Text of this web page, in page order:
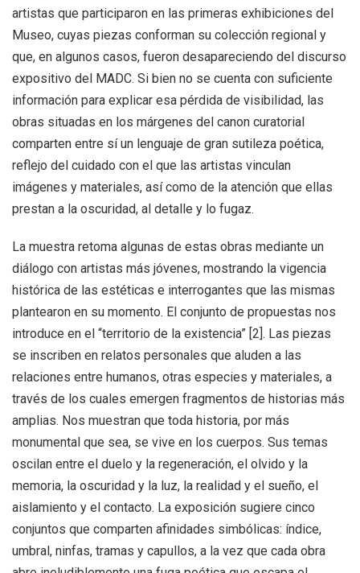
artistas que participaron en las primeras exhibiciones del
Museo, cuyas piezas conforman su colección regional y
que, en algunos casos, fueron desapareciendo del discurso
expositivo del MADC. Si bien no se cuenta con suficiente
información para explicar esa pérdida de visibilidad, las
obras situadas en los márgenes del canon curatorial
comparten entre sí un lenguaje de gran sutileza poética,
reflejo del cuidado con el que las artistas vinculan
imágenes y materiales, así como de la atención que ellas
prestan a la oscuridad, al detalle y lo fugaz.
La muestra retoma algunas de estas obras mediante un
diálogo con artistas más jóvenes, mostrando la vigencia
histórica de las estéticas e interrogantes que las mismas
plantearon en su momento. El conjunto de propuestas nos
introduce en el “territorio de la existencia” [2]. Las piezas
se inscriben en relatos personales que aluden a las
relaciones entre humanos, otras especies y materiales, a
través de los cuales emergen fragmentos de historias más
amplias. Nos muestran que toda historia, por más
monumental que sea, se vive en los cuerpos. Sus temas
oscilan entre el duelo y la regeneración, el olvido y la
memoria, la oscuridad y la luz, la realidad y el sueño, el
aislamiento y el contacto. La exposición sugiere cinco
conjuntos que comparten afinidades simbólicas: índice,
umbral, ninfas, tramas y capullos, a la vez que cada obra